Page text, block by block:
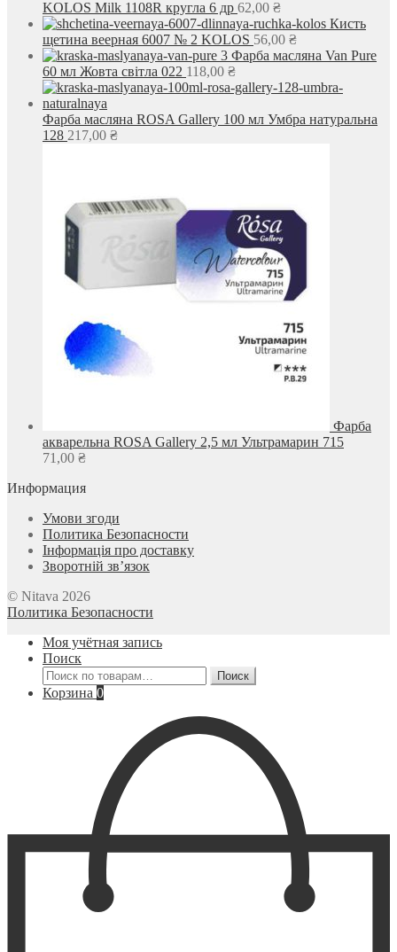
KOLOS Milk 1108R кругла 6 др 62,00 ₴
Кисть
щетина веерная 6007 № 2 KOLOS 56,00 ₴
Фарба масляна Van Pure
60 мл Жовта світла 022 118,00 ₴
Фарба масляна ROSA Gallery 100 мл Умбра натуральна
128 217,00 ₴
Фарба
акварельна ROSA Gallery 2,5 мл Ультрамарин 715
71,00 ₴
Информация
Умови згоди
Политика Безопасности
Інформація про доставку
Зворотній зв’язок
© Nitava 2026
Политика Безопасности
Моя учётная запись
Поиск
Искать:
Поиск
Корзина 0